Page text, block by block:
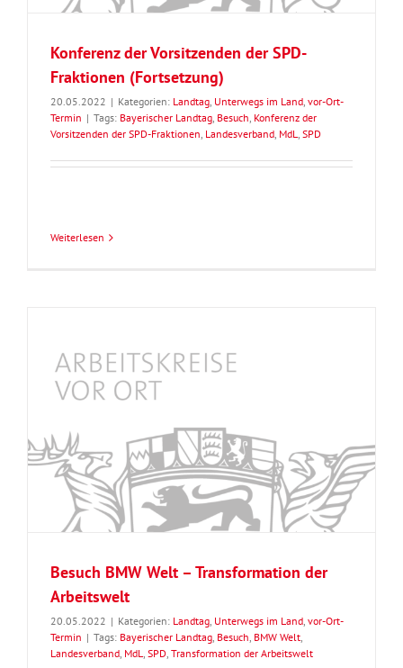
Konferenz der Vorsitzenden der SPD-
Fraktionen (Fortsetzung)
20.05.2022 | Kategorien: Landtag, Unterwegs im Land, vor-Ort-
Termin | Tags: Bayerischer Landtag, Besuch, Konferenz der
Vorsitzenden der SPD-Fraktionen, Landesverband, MdL, SPD
Weiterlesen
Besuch BMW Welt – Transformation der
Arbeitswelt
20.05.2022 | Kategorien: Landtag, Unterwegs im Land, vor-Ort-
Termin | Tags: Bayerischer Landtag, Besuch, BMW Welt,
Landesverband, MdL, SPD, Transformation der Arbeitswelt